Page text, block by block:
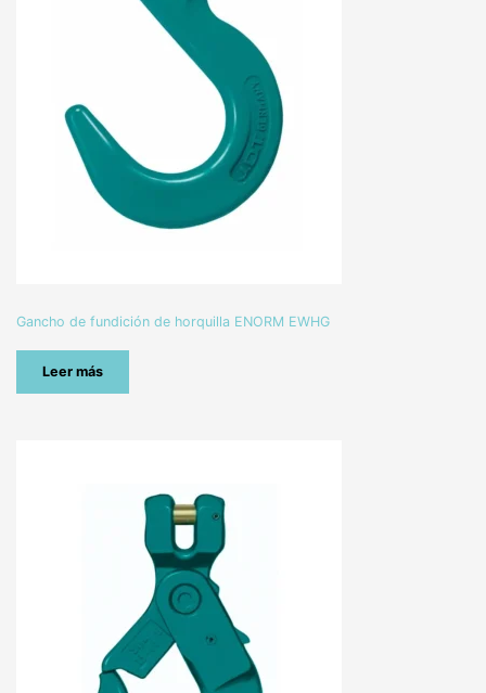
Gancho de fundición de horquilla ENORM EWHG
Leer más